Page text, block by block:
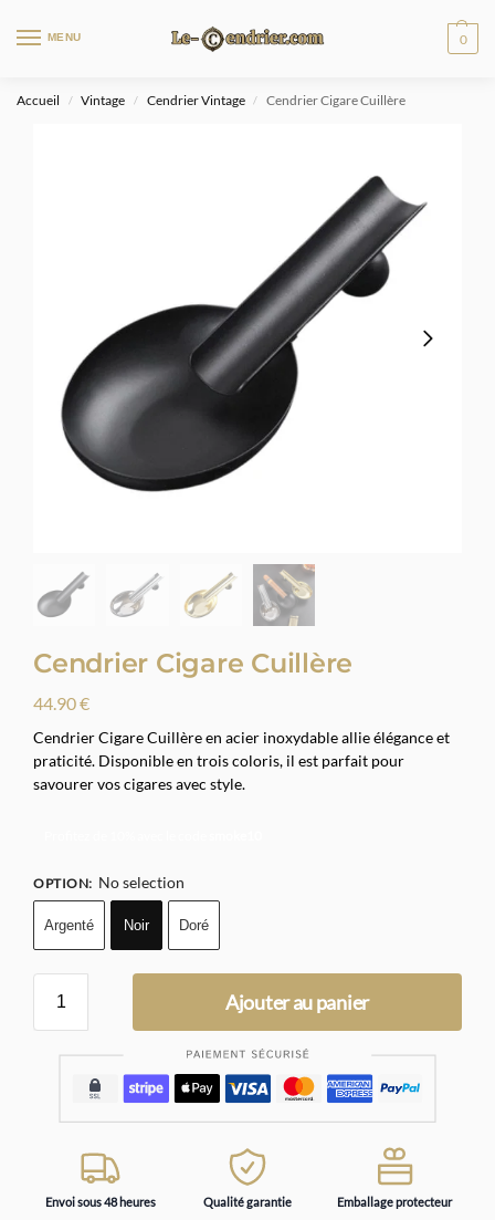
MENU 0
Accueil / Vintage / Cendrier Vintage / Cendrier Cigare Cuillère
Cendrier Cigare Cuillère
44.90€
Cendrier Cigare Cuillère en acier inoxydable allie élégance et
praticité. Disponible en trois coloris, il est parfait pour
savourer vos cigares avec style.
OPTION: No selection
Argenté Noir Doré
Ajouter au panier
Envoi sous 48 heures Qualité garantie Emballage protecteur